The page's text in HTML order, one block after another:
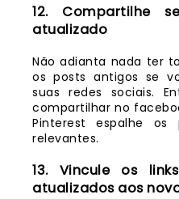
12. Compartilhe
atualizado
Não adianta nada ter
os posts antigos se
suas redes sociais.
compartilhar no
Pinterest espalhe
relevantes.
13. Vincule os
atualizados aos